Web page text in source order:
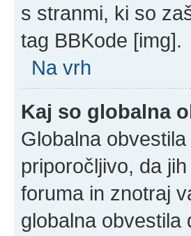
s stranmi, ki so
tag BBKode [img].
Na vrh
Kaj so globalna
Globalna
priporočljivo, da
foruma in znotraj
globalna obvestila